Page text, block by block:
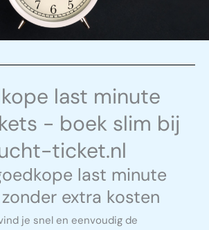
last minute
- boek slim bij
ticket.nl
last minute
extra kosten
je snel en eenvoudig de